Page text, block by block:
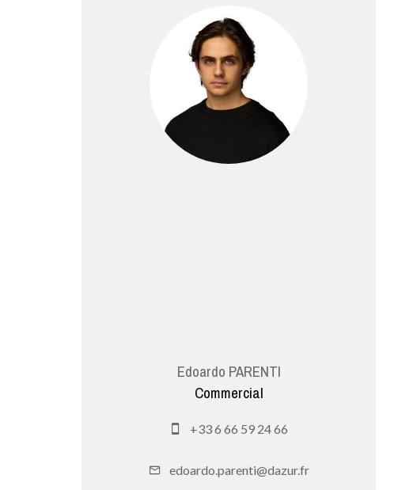
Edoardo PARENTI
Commercial
+33 6 66 59 24 66
edoardo.parenti@dazur.fr